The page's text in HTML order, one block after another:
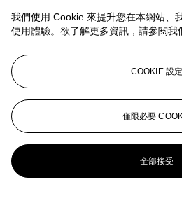
地址
中環美利道2號 The Henderson 六樓
聯絡我們
+852 2760 1766 infoasia@christies.com
我們使用 Cookie 來提升您在本網站、
使用體驗。欲了解更多資訊，請參閱我
COOKIE 設定
僅限必要
全部接受